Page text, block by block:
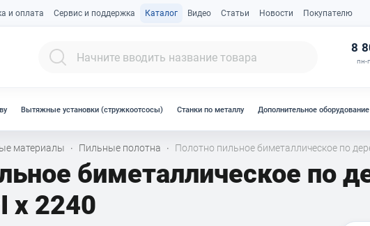
и оплата Сервис и поддержка Каталог Видео Статьи Новости Покупателю
8
пн-
Вытяжные установки (стружкоотсосы) Станки по металлу Дополнительное оборудование
материалы · Пильные полотна · Полотно пильное биметаллическое по
биметаллическое по
x 2240